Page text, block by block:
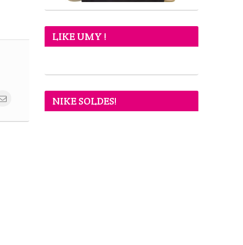
LIKE UMY !
NIKE SOLDES!